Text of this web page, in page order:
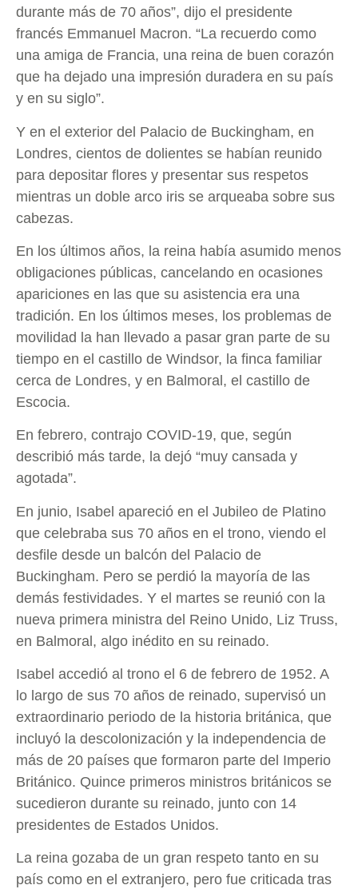
durante más de 70 años”, dijo el presidente
francés Emmanuel Macron. “La recuerdo como
una amiga de Francia, una reina de buen corazón
que ha dejado una impresión duradera en su país
y en su siglo”.
Y en el exterior del Palacio de Buckingham, en
Londres, cientos de dolientes se habían reunido
para depositar flores y presentar sus respetos
mientras un doble arco iris se arqueaba sobre sus
cabezas.
En los últimos años, la reina había asumido menos
obligaciones públicas, cancelando en ocasiones
apariciones en las que su asistencia era una
tradición. En los últimos meses, los problemas de
movilidad la han llevado a pasar gran parte de su
tiempo en el castillo de Windsor, la finca familiar
cerca de Londres, y en Balmoral, el castillo de
Escocia.
En febrero, contrajo COVID-19, que, según
describió más tarde, la dejó “muy cansada y
agotada”.
En junio, Isabel apareció en el Jubileo de Platino
que celebraba sus 70 años en el trono, viendo el
desfile desde un balcón del Palacio de
Buckingham. Pero se perdió la mayoría de las
demás festividades. Y el martes se reunió con la
nueva primera ministra del Reino Unido, Liz Truss,
en Balmoral, algo inédito en su reinado.
Isabel accedió al trono el 6 de febrero de 1952. A
lo largo de sus 70 años de reinado, supervisó un
extraordinario periodo de la historia británica, que
incluyó la descolonización y la independencia de
más de 20 países que formaron parte del Imperio
Británico. Quince primeros ministros británicos se
sucedieron durante su reinado, junto con 14
presidentes de Estados Unidos.
La reina gozaba de un gran respeto tanto en su
país como en el extranjero, pero fue criticada tras